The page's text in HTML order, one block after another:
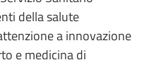
della salute
a innovazione
e medicina di